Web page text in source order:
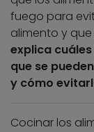
fuego para
alimento y
explica
que se
y cómo
Cocinar los